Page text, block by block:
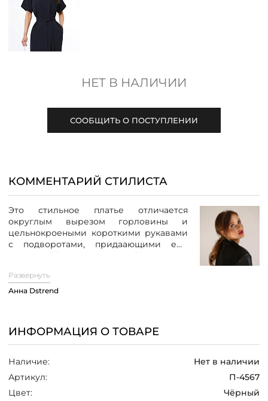
+7 (800) 511-35-10
НЕТ В НАЛИЧИИ
СООБЩИТЬ О ПОСТУПЛЕНИИ
КОММЕНТАРИЙ СТИЛИСТА
Это стильное платье отличается
округлым вырезом горловины и
цельнокроеными короткими рукавами
с подворотами, придаающими ему
аккуратный и элегантный вид.
разрез,который добавляет изюминку и
делает модель интересной и
подчеркивает фигуру и создает
привлекательный силуэт. Эта модель
идеально подходит для рабочих будней,
туфлями-лодочками и стильной сумкой.
Развернуть
Анна Dstrend
ИНФОРМАЦИЯ О ТОВАРЕ
Наличие:
Нет в наличии
Артикул:
П-4567
Цвет:
Чёрный